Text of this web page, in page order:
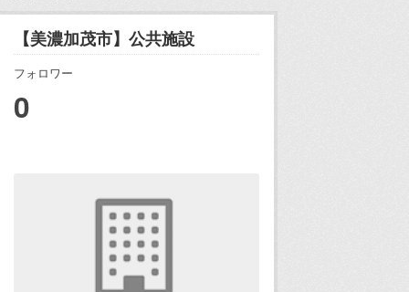
【美濃加茂市】公共施設
フォロワー
0